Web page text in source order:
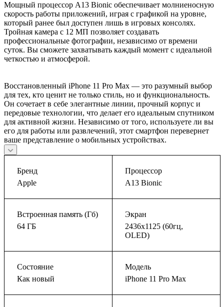
Мощный процессор A13 Bionic обеспечивает молниеносную
скорость работы приложений, играя с графикой на уровне,
который ранее был доступен лишь в игровых консолях.
Тройная камера с 12 МП позволяет создавать
профессиональные фотографии, независимо от времени
суток. Вы сможете захватывать каждый момент с идеальной
четкостью и атмосферой.
Восстановленный iPhone 11 Pro Max — это разумный выбор
для тех, кто ценит не только стиль, но и функциональность.
Он сочетает в себе элегантные линии, прочный корпус и
передовые технологии, что делает его идеальным спутником
для активной жизни. Независимо от того, используете ли вы
его для работы или развлечений, этот смартфон перевернет
ваше представление о мобильных устройствах.
Бренд
Apple
Процессор
A13 Bionic
Встроенная память (Гб)
64 ГБ
Экран
2436x1125 (60гц,
OLED)
Состояние
Как новый
Модель
iPhone 11 Pro Max